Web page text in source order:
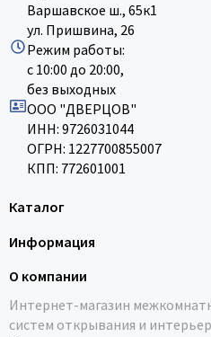
Варшавское ш., 65к1
ул. Пришвина, 26
Режим работы:
с 10:00 до 20:00,
без выходных
ООО "ДВЕРЦОВ"
ИНН: 9726031044
ОГРН: 1227700855007
КПП: 772601001
Каталог
Информация
О компании
Интернет-магазин
систем открывания и